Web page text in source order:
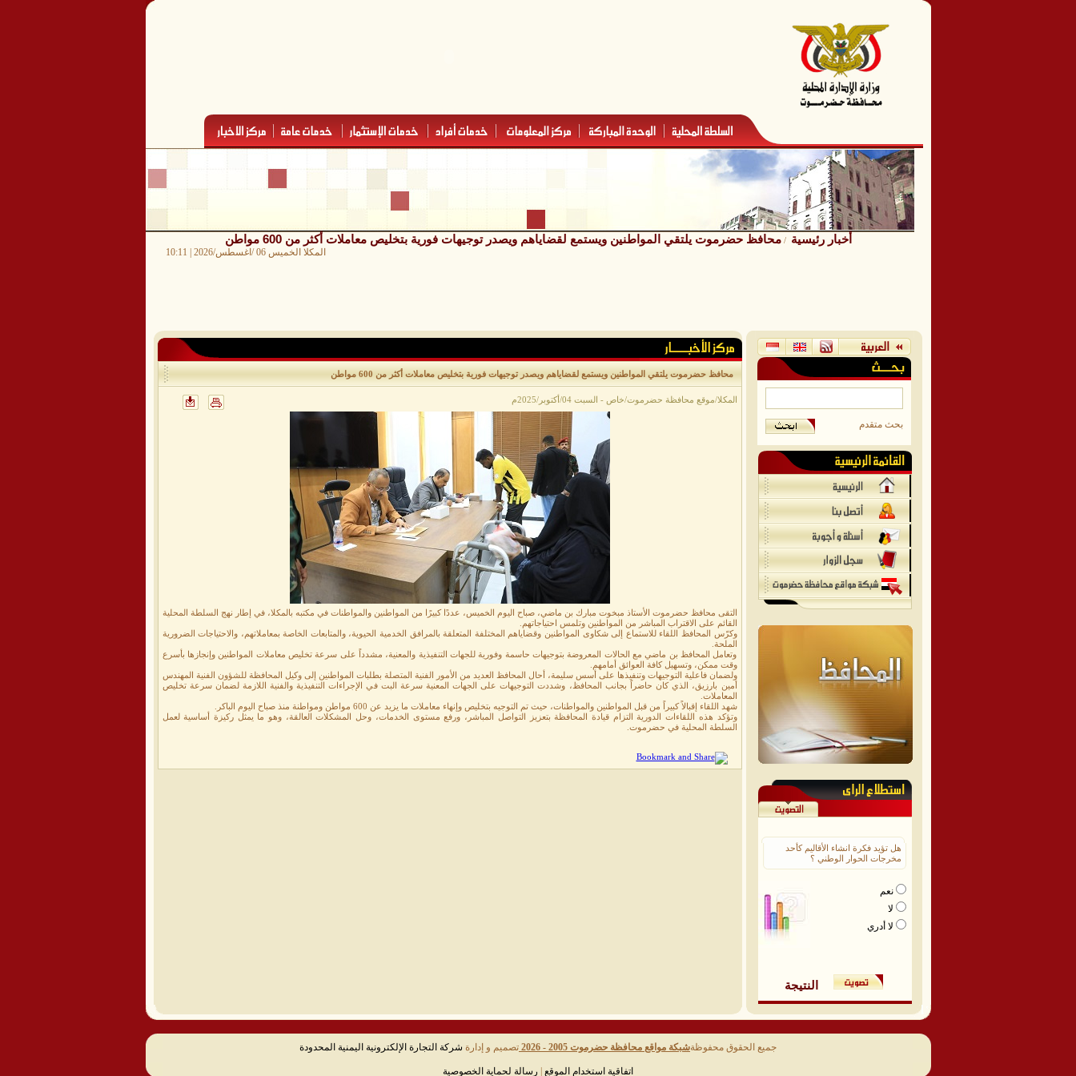
أخبار رئيسية /محافظ حضرموت يلتقي المواطنين ويستمع لقضاياهم ويصدر توجيهات فورية بتخليص معاملات أكثر من 600 مواطن
المكلا الخميس 06 /اغسطس/2026 | 10:11
محافظ حضرموت يلتقي المواطنين ويستمع لقضاياهم ويصدر توجيهات فورية بتخليص معاملات أكثر من 600 مواطن
​المكلا/موقع محافظة حضرموت/خاص - السبت 04/أكتوبر/2025م
التقى محافظ حضرموت الأستاذ مبخوت مبارك بن ماضي، صباح اليوم الخميس، عددًا كبيرًا من المواطنين والمواطنات في مكتبه بالمكلا، في إطار نهج السلطة المحلية
القائم على الاقتراب المباشر من المواطنين وتلمس احتياجاتهم. ​
وكرّس المحافظ اللقاء للاستماع إلى شكاوى المواطنين وقضاياهم المختلفة المتعلقة بالمرافق الخدمية الحيوية، والمتابعات الخاصة بمعاملاتهم، والاحتياجات الضرورية
الملحة. ​
وتعامل المحافظ بن ماضي مع الحالات المعروضة بتوجيهات حاسمة وفورية للجهات التنفيذية والمعنية، مشدداً على سرعة تخليص معاملات المواطنين وإنجازها بأسرع
وقت ممكن، وتسهيل كافة العوائق أمامهم. ​
ولضمان فاعلية التوجيهات وتنفيذها على أسس سليمة، أحال المحافظ العديد من الأمور الفنية المتصلة بطلبات المواطنين إلى وكيل المحافظة للشؤون الفنية المهندس
أمين بارزيق، الذي كان حاضراً بجانب المحافظ، وشددت التوجيهات على الجهات المعنية سرعة البت في الإجراءات التنفيذية والفنية اللازمة لضمان سرعة تخليص
المعاملات.
​شهد اللقاء إقبالاً كبيراً من قبل المواطنين والمواطنات، حيث تم التوجيه بتخليص وإنهاء معاملات ما يزيد عن 600 مواطن ومواطنة منذ صباح اليوم الباكر. ​
وتؤكد هذه اللقاءات الدورية التزام قيادة المحافظة بتعزيز التواصل المباشر، ورفع مستوى الخدمات، وحل المشكلات العالقة، وهو ما يمثل ركيزة أساسية لعمل
السلطة المحلية في حضرموت.
بحث متقدم
هل تؤيد فكرة انشاء الأقاليم كأحد
مخرجات الحوار الوطني ؟
نعم
لا
لا أدري
النتيجة
جميع الحقوق محفوظةشبكة مواقع محافظة حضرموت 2005 - 2026 تصميم و إدارة شركة التجارة الإلكترونية اليمنية المحدودة
اتفاقية استخدام الموقع رسالة لحماية الخصوصية